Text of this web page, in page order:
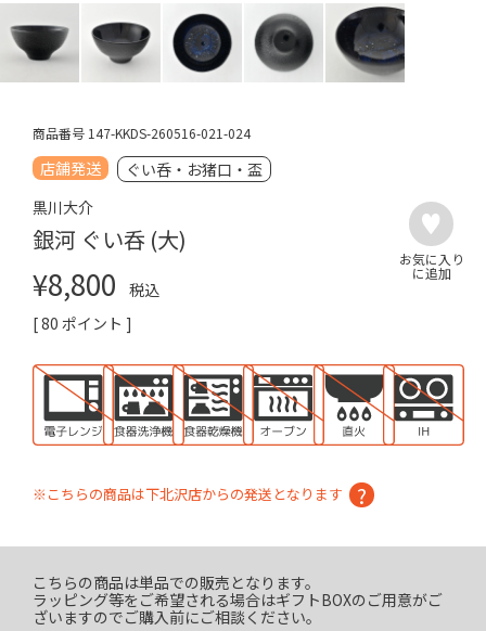
商品番号 147-KKDS-260516-021-024
店舗発送
ぐい呑・お猪口・盃
黒川大介
銀河 ぐい呑 (大)
¥8,800
税込
[80 ポイント ]
※こちらの商品は下北沢店からの発送となります
こちらの商品は単品での販売となります。
ラッピング等をご希望される場合はギフトBOXのご用意がご
ざいますのでご購入前にご相談ください。